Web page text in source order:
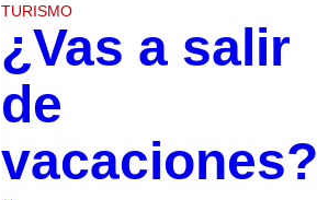
TURISMO
¿Vas a salir
de
vacaciones?